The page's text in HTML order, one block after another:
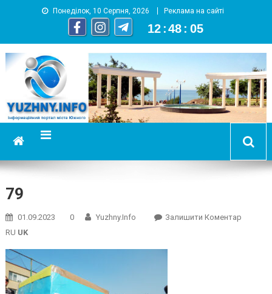
Понеділок, 10 Серпня, 2026 Реклама на сайті
12 :48 : 05
YUZHNY.INFO
информационный портал города Южный
79
01.09.2023 0 Yuzhny.info Залишити КоментарOn
RU UK